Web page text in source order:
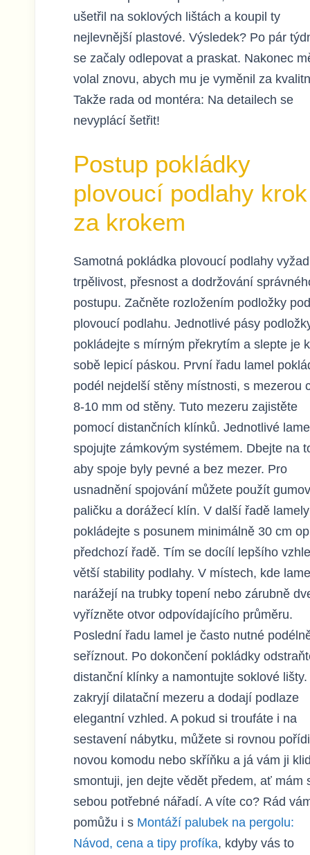
ušetřil na soklových lištách a koupil ty
nejlevnější plastové. Výsledek? Po pár
se začaly odlepovat a praskat. Nakonec
volal znovu, abych mu je vyměnil za
Takže rada od montéra: Na detailech se
nevyplácí šetřit!
Postup pokládky
plovoucí podlahy krok
za krokem
Samotná pokládka plovoucí podlahy
trpělivost, přesnost a dodržování
postupu. Začněte rozložením podložky pod
plovoucí podlahu. Jednotlivé pásy
pokládejte s mírným překrytím a slepte je k
sobě lepicí páskou. První řadu lamel
podél nejdelší stěny místnosti, s mezerou
8-10 mm od stěny. Tuto mezeru zajistěte
pomocí distančních klínků. Jednotlivé
spojujte zámkovým systémem. Dbejte na
aby spoje byly pevné a bez mezer. Pro
usnadnění spojování můžete použít
paličku a dorážecí klín. V další řadě lamely
pokládejte s posunem minimálně 30 cm
předchozí řadě. Tím se docílí lepšího
větší stability podlahy. V místech, kde
narážejí na trubky topení nebo zárubně
vyřízněte otvor odpovídajícího průměru.
Poslední řadu lamel je často nutné
seříznout. Po dokončení pokládky
distanční klínky a namontujte soklové lišty.
zakryjí dilatační mezeru a dodají podlaze
elegantní vzhled. A pokud si troufáte i na
sestavení nábytku, můžete si rovnou
novou komodu nebo skříňku a já vám ji
smontuji, jen dejte vědět předem, ať mám
sebou potřebné nářadí. A víte co? Rád
pomůžu i s Montáží palubek na pergolu:
Návod, cena a tipy profíka, kdyby vás to